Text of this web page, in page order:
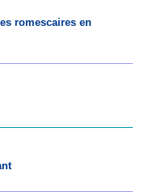
romescaires en